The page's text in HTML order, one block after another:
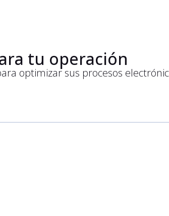
tu operación
optimizar sus procesos